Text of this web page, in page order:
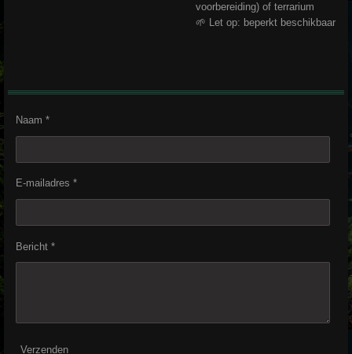
voorbereiding) of terrarium
🌱 Let op: beperkt beschikbaar
Naam *
E-mailadres *
Bericht *
Verzenden